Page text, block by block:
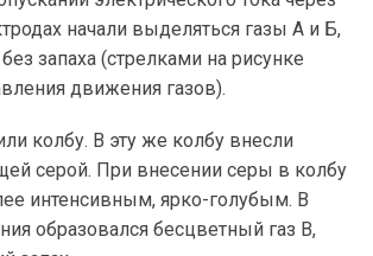
начали выделяться газы А и Б,
запаха (стрелками на рисунке
движения газов).
колбу. В эту же колбу внесли
серой. При внесении серы в колбу
интенсивным, ярко-голубым. В
образовался бесцветный газ В,